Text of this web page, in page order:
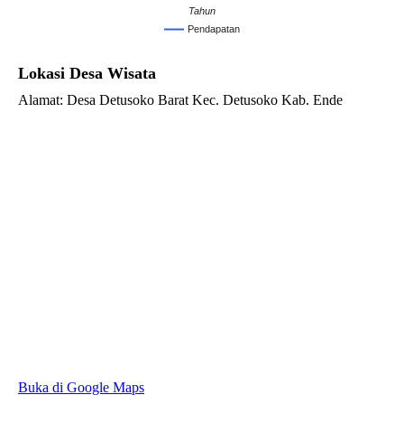
Pendapatan
Tahun
Lokasi Desa Wisata
Alamat: Desa Detusoko Barat Kec. Detusoko Kab. Ende
Buka di Google Maps